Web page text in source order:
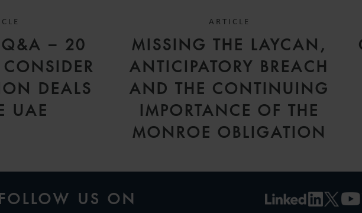
– 20
DEALS
UAE
ARTICLE
MISSING THE LAYCAN,
ANTICIPATORY BREACH
AND THE CONTINUING
IMPORTANCE OF THE
MONROE OBLIGATION
FOLLOW US ON